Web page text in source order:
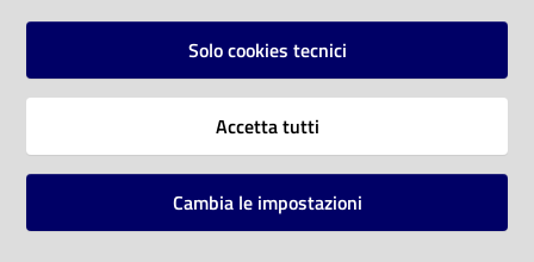
Vai alla pagina
Mappa del sito
Solo cookies tecnici
Accetta tutti
Cambia le impostazioni